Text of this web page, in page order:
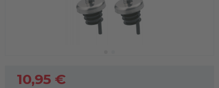
10,95 €